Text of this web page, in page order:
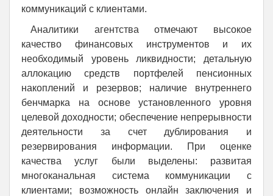
коммуникаций с клиентами.
Аналитики агентства отмечают высокое
качество финансовых инструментов и их
необходимый уровень ликвидности; детальную
аллокацию средств портфелей пенсионных
накоплений и резервов; наличие внутреннего
бенчмарка на основе установленного уровня
целевой доходности; обеспечение непрерывности
деятельности за счет дублирования и
резервирования информации. При оценке
качества услуг были выделены: развитая
многоканальная система коммуникации с
клиентами; возможность онлайн заключения и